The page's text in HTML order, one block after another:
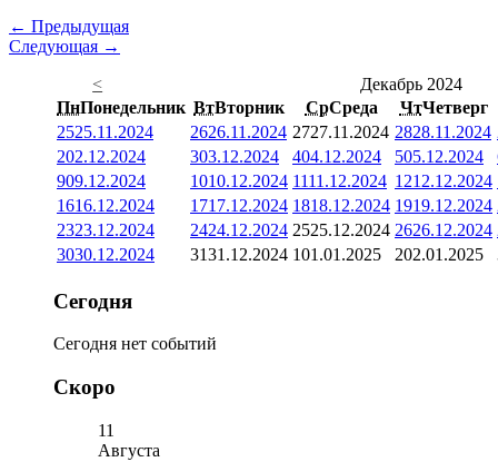
← Предыдущая
Следующая →
<
Декабрь 2024
ПнПонедельник ВтВторник СрСреда ЧтЧетверг
2525.11.2024 2626.11.2024 2727.11.2024 2828.11.2024
202.12.2024 303.12.2024 404.12.2024 505.12.2024
909.12.2024 1010.12.2024 1111.12.2024 1212.12.2024
1616.12.2024 1717.12.2024 1818.12.2024 1919.12.2024
2323.12.2024 2424.12.2024 2525.12.2024 2626.12.2024
3030.12.2024 3131.12.2024 101.01.2025 202.01.2025
Сегодня
Сегодня нет событий
Скоро
11
Августа